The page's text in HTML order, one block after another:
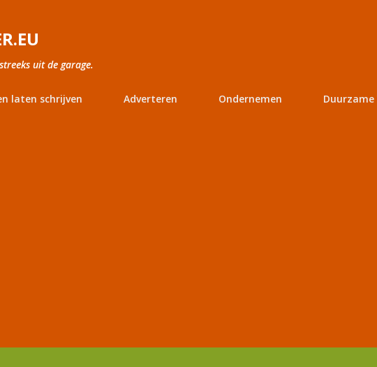
uit de garage.
laten schrijven Adverteren Ondernemen Duurzame